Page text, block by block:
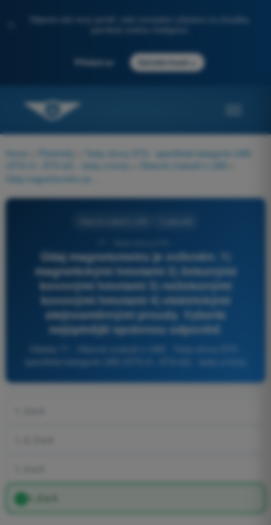
Objevte náš nový portál: vaše kompletní příprava na zkoušky,
Přihlásit se Začněte hned
Home Předměty
Testy drony STS - specifická kategorie UAS
(STS-01, STS-02) - testy a kvízy
Obecné znalosti o UAS
Údaj magnetometru je ovlivněn: 1)
magnetickými hmotami 2) železnými
kovovými hmotami 3) neželeznými
kovovými hmotami 4) elektrickými
stejnosměrnými proudy. Vyberte
nejúplnější správnou odpověď.
1, 2 a 4